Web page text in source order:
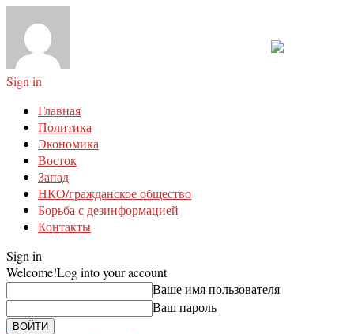
Sign in
Главная
Политика
Экономика
Восток
Запад
НКО/гражданское общество
Борьба с дезинформацией
Контакты
Sign in
Welcome!Log into your account
Ваше имя пользователя
Ваш пароль